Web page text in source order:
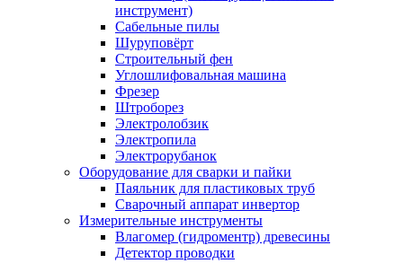
инструмент)
Сабельные пилы
Шуруповёрт
Строительный фен
Углошлифовальная машина
Фрезер
Штроборез
Электролобзик
Электропила
Электрорубанок
Оборудование для сварки и пайки
Паяльник для пластиковых труб
Сварочный аппарат инвертор
Измерительные инструменты
Влагомер (гидроментр) древесины
Детектор проводки